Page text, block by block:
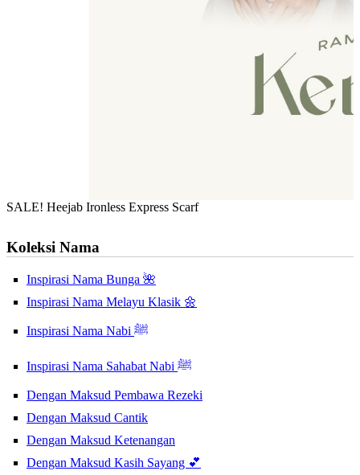
SALE! Heejab Ironless Express Scarf
Koleksi Nama
Inspirasi Nama Bunga 🌺
Inspirasi Nama Melayu Klasik 🌼
Inspirasi Nama Nabi ﷺ
Inspirasi Nama Sahabat Nabi ﷺ
Dengan Maksud Pembawa Rezeki
Dengan Maksud Cantik
Dengan Maksud Ketenangan
Dengan Maksud Kasih Sayang 💕